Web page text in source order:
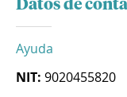
Datos de
Ayuda
NIT: 9020455820